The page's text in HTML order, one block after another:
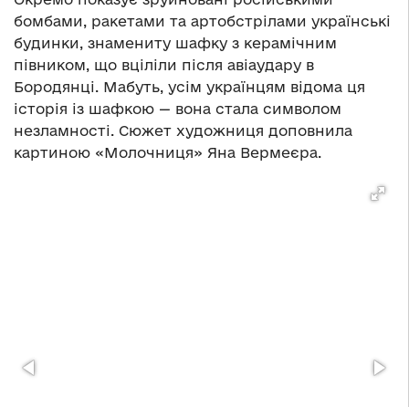
бомбами, ракетами та артобстрілами українські
будинки, знамениту шафку з керамічним
півником, що вціліли після авіаудару в
Бородянці. Мабуть, усім українцям відома ця
історія із шафкою — вона стала символом
незламності. Сюжет художниця доповнила
картиною «Молочниця» Яна Вермеєра.